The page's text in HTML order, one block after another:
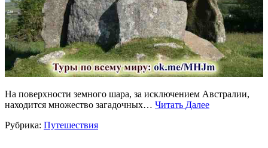
На поверхности земного шара, за исключением Австралии,
находится множество загадочных… Читать Далее
Рубрика: Путешествия